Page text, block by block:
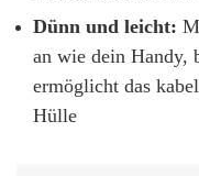
Dünn und leicht:
an wie dein Handy,
ermöglicht das
Hülle